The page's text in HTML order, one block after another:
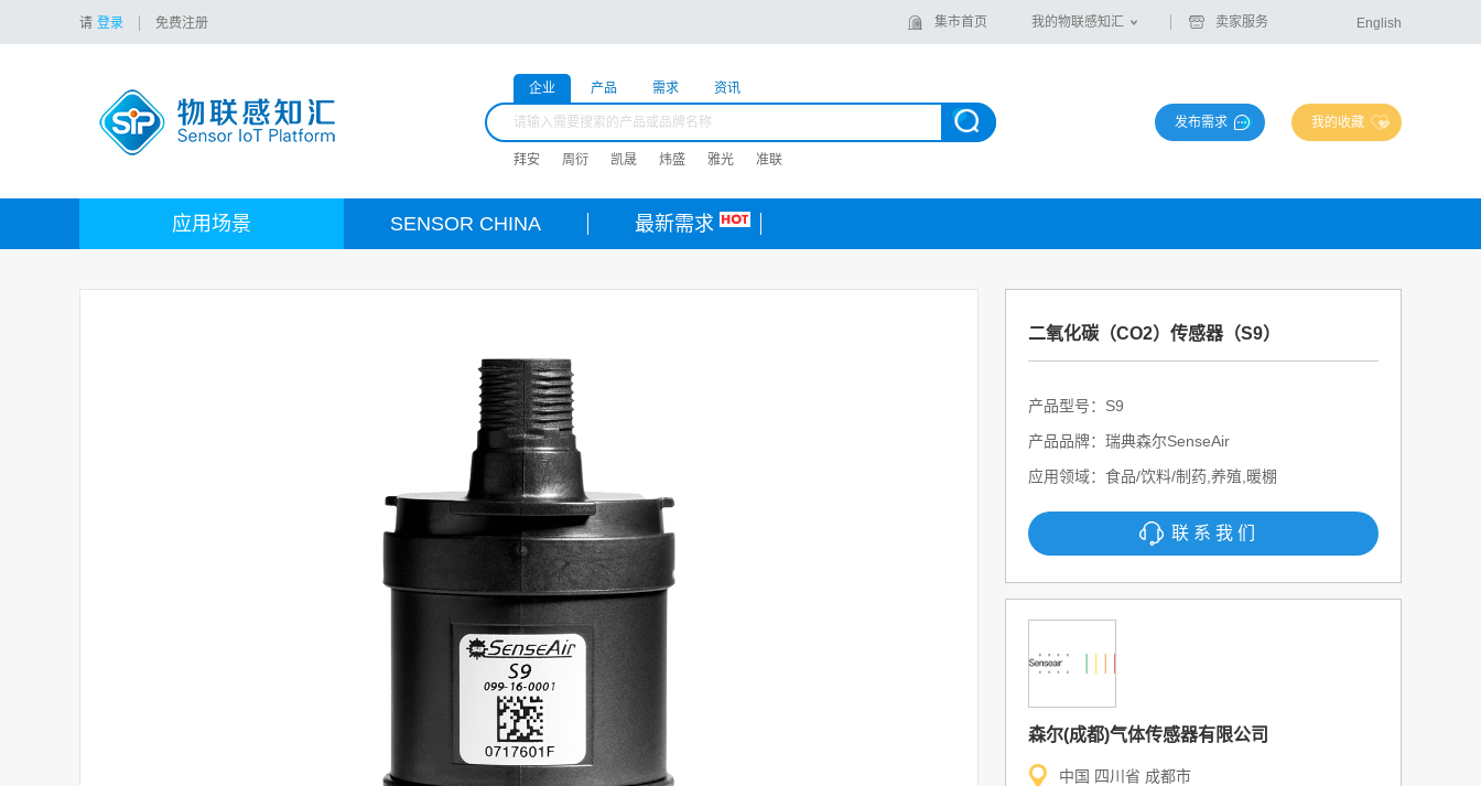
请 登录 免费注册 集市首页 我的物联感知汇 卖家服务 English
企业 产品 需求 资讯
拜安 周衍 凯晟 炜盛 雅光 准联
发布需求 我的收藏
应用场景 SENSOR CHINA 最新需求
二氧化碳（CO2）传感器（S9）
产品型号：S9
产品品牌：瑞典森尔SenseAir
应用领域：食品/饮料/制药,养殖,暖棚
联系我们
森尔(成都)气体传感器有限公司
中国 四川省 成都市